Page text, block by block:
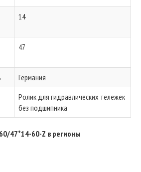
14
47
Германия
Ролик для гидравлических тележек
без подшипника
47*14-60-Z в регионы